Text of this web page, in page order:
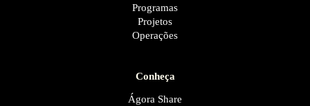
Programas
Projetos
Operações
Conheça
Ágora Share